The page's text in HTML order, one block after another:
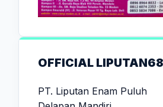
OFFICIAL LIPUTAN68
PT. Liputan Enam Puluh